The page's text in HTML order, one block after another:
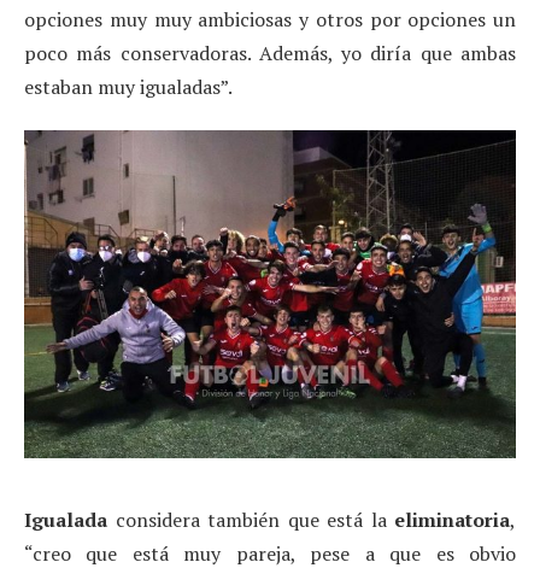
opciones muy muy ambiciosas y otros por opciones un
poco más conservadoras. Además, yo diría que ambas
estaban muy igualadas”.
Igualada considera también que está la eliminatoria,
“creo que está muy pareja, pese a que es obvio